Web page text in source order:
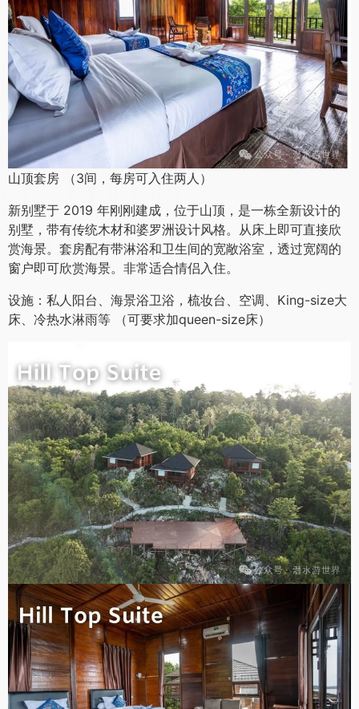
Manta房 （共8间）
这种房型位于 Noah Maratua 度假村的北部。宽敞的房间最
多可容纳 6 人（带加床），非常适合大家庭或团体入住。如
果您需要安静，这里有私人别墅，这是寻求宁静的最佳场
所，设有海景阳台，是欣赏日出美景的最佳地点。非常适合
情侣、家庭或团体入住。
设施：私人海景阳台、私人海景浴室（热水、淋浴、抽水马
桶），配有橱柜、晾衣绳、梳妆台和床。
山顶套房 （3间，每房可入住两人）
新别墅于 2019 年刚刚建成，位于山顶，是一栋全新设计的
别墅，带有传统木材和婆罗洲设计风格。从床上即可直接欣
赏海景。套房配有带淋浴和卫生间的宽敞浴室，透过宽阔的
窗户即可欣赏海景。非常适合情侣入住。
设施：私人阳台、海景浴卫浴，梳妆台、空调、King-size大
床、冷热水淋雨等 （可要求加queen-size床）